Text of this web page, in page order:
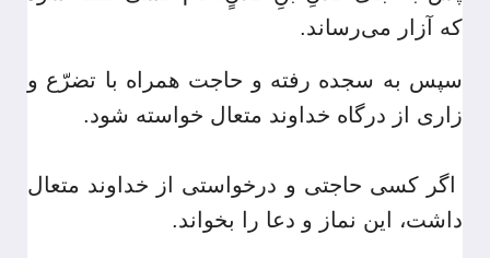
که آزار می‌رساند.
سپس به سجده رفته و حاجت همراه با تضرّع و
زاری از درگاه خداوند متعال خواسته شود.
اگر کسی حاجتی و درخواستی از خداوند متعال
داشت، این نماز و دعا را بخواند.